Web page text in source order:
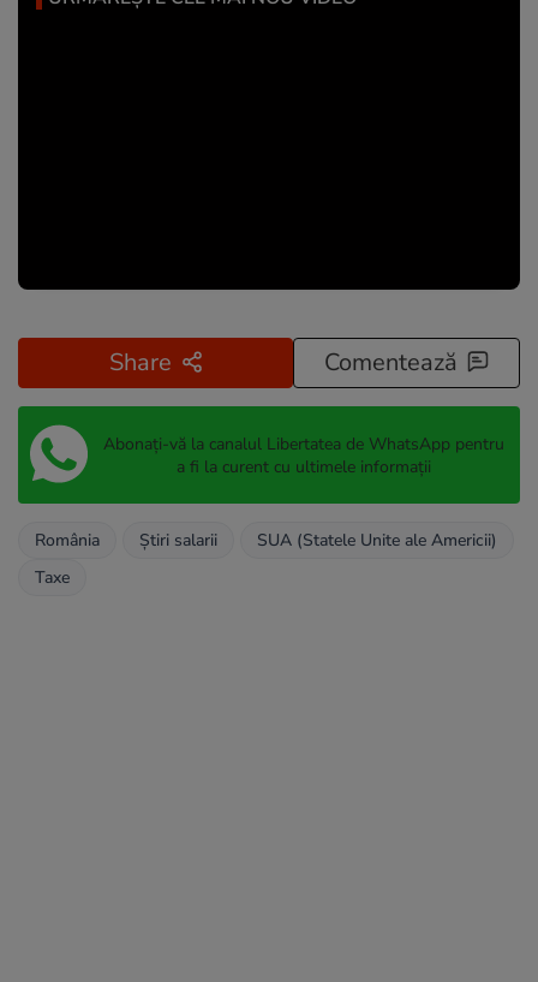
Share Comentează
Abonați-vă la canalul Libertatea de WhatsApp pentru
a fi la curent cu ultimele informații
România Știri salarii
SUA (Statele Unite ale Americii)
Taxe